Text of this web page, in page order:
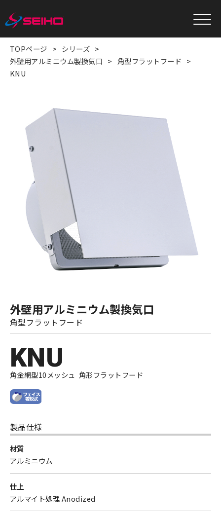
TOPページ
シリーズ
外壁用アルミニウム製換気口
角型フラットフード
KNU
外壁用アルミニウム製換気口
角型フラットフード
KNU
角金網型10メッシュ 角形フラットフード
製品仕様
材質
アルミニウム
仕上
アルマイト処理 Anodized